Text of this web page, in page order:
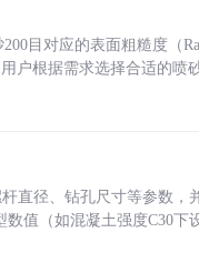
目对应的表面粗糙度（
户根据需求选择合适的喷
直径、钻孔尺寸等参数，
值（如混凝土强度C30下